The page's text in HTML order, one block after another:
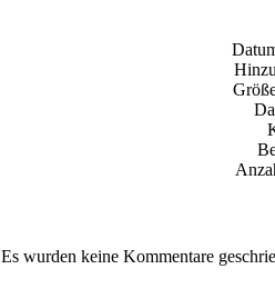
Es wurden keine Kommentare